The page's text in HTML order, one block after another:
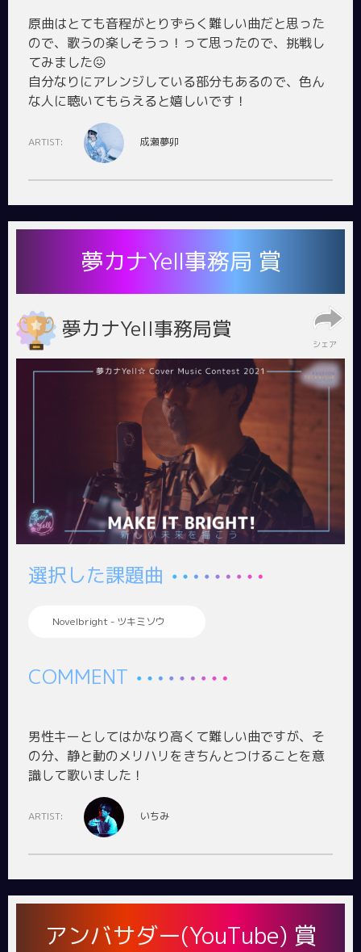
原曲はとても音程がとりずらく難しい曲だと思った
ので、歌うの楽しそうっ！って思ったので、挑戦し
てみました😖
自分なりにアレンジしている部分もあるので、色ん
ARTIST: 成瀬夢卯
夢カナYell事務局 賞
夢カナYell事務局賞
シェア
選択した課題曲
Novelbright - ツキミソウ
COMMENT
男性キーとしてはかなり高くて難しい曲ですが、そ
の分、静と動のメリハリをきちんとつけることを意
ARTIST: いちみ
アンバサダー(YouTube) 賞